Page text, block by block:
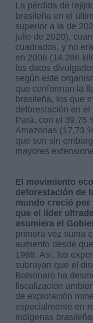
La pérdida de
brasileña en el
superior a la de
julio de 2020),
cuadrados, y no
en 2006 (14.286
los datos
según este
que conforman la
brasileña, los que
deforestación en
Pará, con el 39,75
Amazonas (17,73
que son sin
mayores
El movimiento
deforestación de
mundo creció por
que el líder
asumiera el
primera vez suma
aumento desde
1988. Así, los
subrayan que el
Bolsonaro ha
fiscalización
de explotación
especialmente en
indígenas